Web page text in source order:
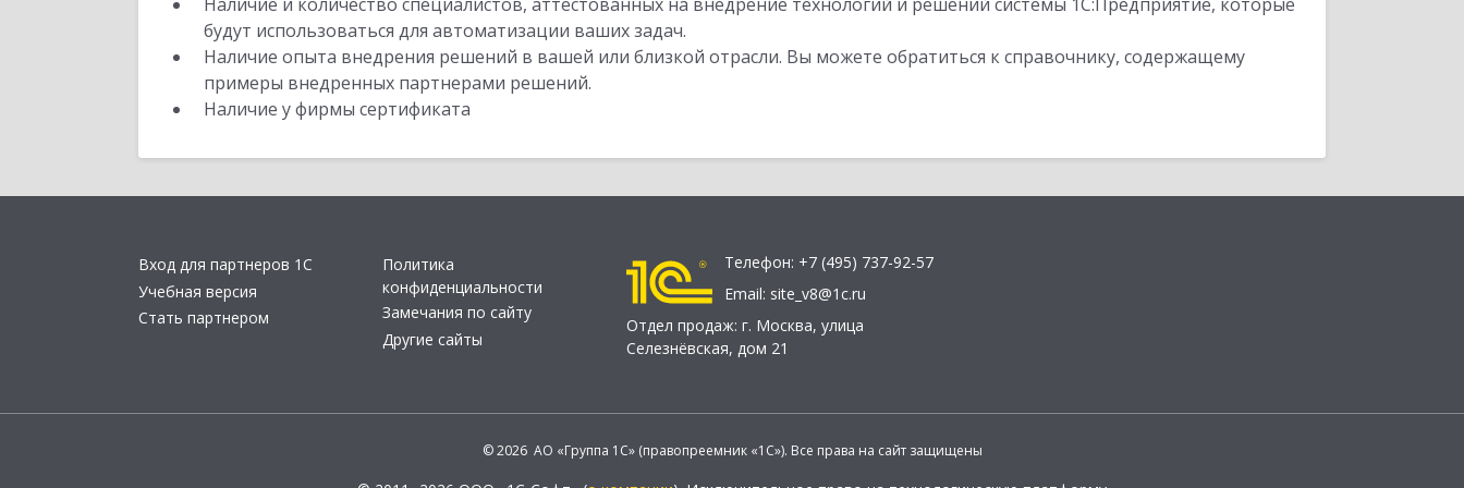
будут использоваться для автоматизации ваших задач.
Наличие опыта внедрения решений в вашей или близкой отрасли. Вы можете обратиться к справочнику, содержащему
примеры внедренных партнерами решений.
Наличие у фирмы сертификата
Вход для партнеров 1С
Учебная версия
Стать партнером
Политика
конфиденциальности
Замечания по сайту
Другие сайты
Телефон: +7 (495) 737-92-57
Email: site_v8@1c.ru
Отдел продаж: г. Москва, улица
Селезнёвская, дом 21
© 2026 АО «Группа 1С» (правопреемник «1С»). Все права на сайт защищены